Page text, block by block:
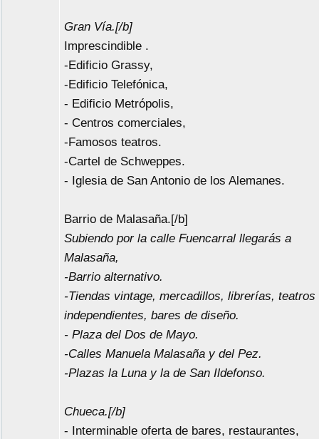
Gran Vía.[/b]
Imprescindible .
-Edificio Grassy,
-Edificio Telefónica,
- Edificio Metrópolis,
- Centros comerciales,
-Famosos teatros.
-Cartel de Schweppes.
- Iglesia de San Antonio de los Alemanes.
Barrio de Malasaña.[/b]
Subiendo por la calle Fuencarral llegarás a
Malasaña,
-Barrio alternativo.
-Tiendas vintage, mercadillos, librerías, teatros
independientes, bares de diseño.
- Plaza del Dos de Mayo.
-Calles Manuela Malasaña y del Pez.
-Plazas la Luna y la de San Ildefonso.
Chueca.[/b]
- Interminable oferta de bares, restaurantes,